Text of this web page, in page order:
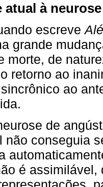
atual à
escreve
grande
morte, de
retorno ao
ao
de
não conseguia
é